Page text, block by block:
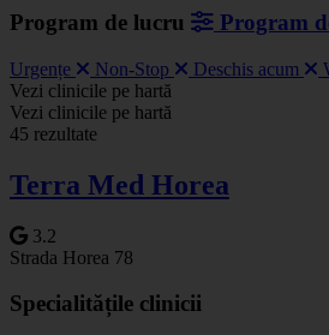
Program de lucru Program
Urgențe Non-Stop Deschis acum
+
−
Vezi clinicile pe hartă
Vezi clinicile pe hartă
45 rezultate
Terra Med Horea
3.2
Strada Horea 78
Specialitățile clinicii